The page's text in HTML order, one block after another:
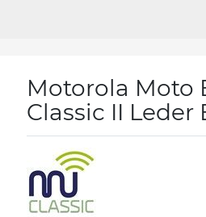
Motorola Moto
Classic II Leder